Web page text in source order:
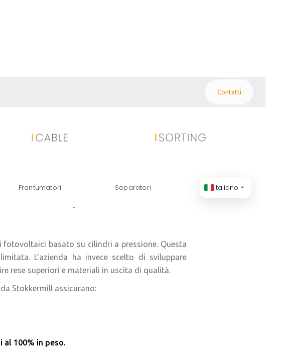
Contatti
Frantumatori Separatori Italiano
basato su cilindri a pressione. Questa
L’azienda ha invece scelto di sviluppare
rese superiori e materiali in uscita di qualità.
Stokkermill assicurano:
100% in peso.